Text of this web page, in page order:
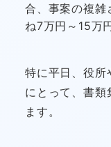
合、事案の複雑
ね7万円～15万
特に平日、役所
にとって、書
ます。